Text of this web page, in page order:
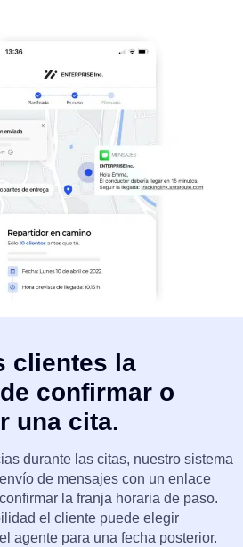
clientes la
confirmar o
una cita.
durante las citas, nuestro sistema
de mensajes con un enlace
la franja horaria de paso.
el cliente puede elegir
agente para una fecha posterior.